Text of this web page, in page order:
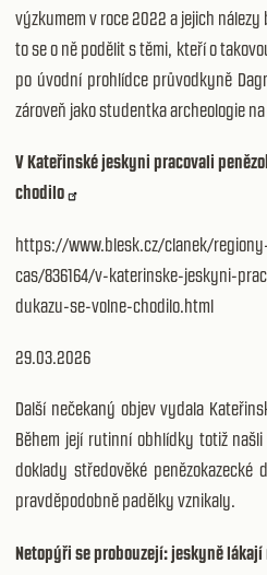
výzkumem v roce 2022 a jejich
to se o ně podělit s těmi, kteří o
po úvodní prohlídce průvodkyně
zároveň jako studentka archeologie
V Kateřinské jeskyni pracovali
chodilo
https://www.blesk.cz/clanek/
cas/836164/v-katerinske-jeskyni-
dukazu-se-volne-chodilo.html
29.03.2026
Další nečekaný objev vydala
Během její rutinní obhlídky totiž
doklady středověké
pravděpodobně padělky vznikaly.
Netopýři se probouzejí: jeskyně